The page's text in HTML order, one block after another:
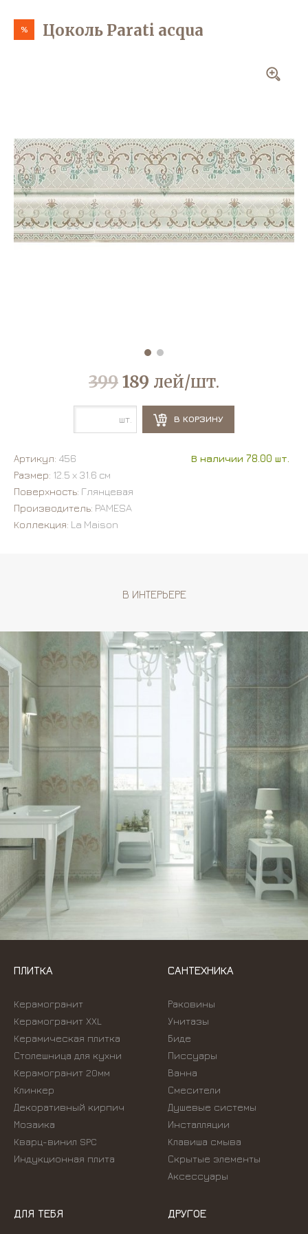
% Цоколь Parati acqua
399189 лей/шт.
шт. В КОРЗИНУ
Артикул: 456
В наличии 78.00 шт.
Размер: 12.5 х 31.6 см
Поверхность: Глянцевая
Производитель: PAMESA
Коллекция: La Maison
В ИНТЕРЬЕРЕ
ПЛИТКА
Керамогранит
Керамогранит XXL
Керамическая плитка
Столешница для кухни
Керамогранит 20мм
Клинкер
Декоративный кирпич
Мозаика
Кварц-винил SPC
Индукционная плита
САНТЕХНИКА
Раковины
Унитазы
Биде
Писсуары
Ванна
Смесители
Душевые системы
Инсталляции
Kлавиша смыва
Скрытые элементы
Аксессуары
ДЛЯ ТЕБЯ ДРУГОЕ